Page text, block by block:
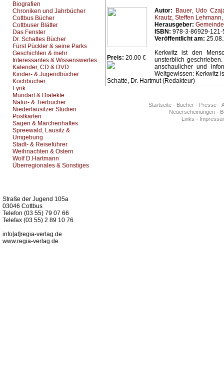
Biografien
Chroniken und Jahrbücher
Cottbus Bücher
Cottbuser Blätter
Das Fenster
Dr. Schattes Bücher
Fürst Pückler & seine Parks
Geschichten & mehr
Interessantes & Wissenswertes
Kalender, CD & DVD
Kinder- & Jugendbücher
Kochbücher
Lyrik
Mundart & Dialekte
Natur- & Tierbücher
Niederlausitzer Studien
Postkarten
Sagen & Märchenhaftes
Spreewald, Lausitz &
Umgebung
Stadt- & Reiseführer
Weihnachten & Ostern
Wolf D.Hartmann
Überregionales & Sonstiges
Straße der Jugend 105a
03046 Cottbus
Telefon (03 55) 79 07 66
Telefax (03 55) 2 89 10 76
info[at]regia-verlag.de
www.regia-verlag.de
Preis: 20.00 €
Autor: Bauer, Udo
Krautz, Steffen
Herausgeber:
ISBN: 978-3-86929-121-
Veröffentlicht am:
Kerkwitz ist den
unsterblich
anschaulicher und
Weltgewissen: Kerkwitz
Schatte, Dr. Hartmut (Redakteur)
Startseite - Bücher - Presse -
Neuerscheinungen-
Links -